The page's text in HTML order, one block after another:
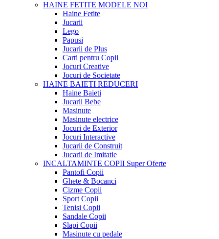
HAINE FETITE MODELE NOI
Haine Fetite
Jucarii
Lego
Papusi
Jucarii de Plus
Carti pentru Copii
Jocuri Creative
Jocuri de Societate
HAINE BAIETI REDUCERI
Haine Baieti
Jucarii Bebe
Masinute
Masinute electrice
Jocuri de Exterior
Jocuri Interactive
Jucarii de Construit
Jucarii de Imitatie
INCALTAMINTE COPII Super Oferte
Pantofi Copii
Ghete & Bocanci
Cizme Copii
Sport Copii
Tenisi Copii
Sandale Copii
Slapi Copii
Masinute cu pedale